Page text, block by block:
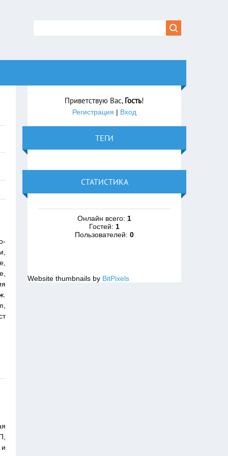
Приветствую Вас, Гость!
Регистрация | Вход
ТЕГИ
СТАТИСТИКА
Онлайн всего: 1
Гостей: 1
Пользователей:0
Website thumbnails by BitPixels